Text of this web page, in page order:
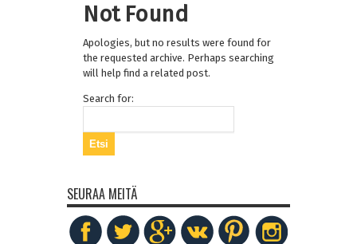
Not Found
Apologies, but no results were found for
the requested archive. Perhaps searching
will help find a related post.
Search for:
SEURAA MEITÄ